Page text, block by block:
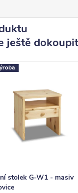
ještě dokoupit
stolek G-W1 - masiv